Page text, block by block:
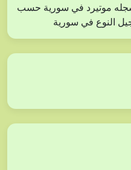
موتيرد في سورية حسب
النوع في سورية